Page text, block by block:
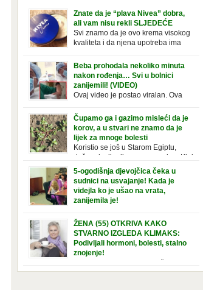
Znate da je “plava Nivea” dobra,
ali vam nisu rekli SLJEDEĆE
Svi znamo da je ovo krema visokog
kvaliteta i da njena upotreba ima
sljedeće o njoj. Nivea krema u klasičnoj, plavoj
kutiji, prepoznatljivog mirisa i jednostavne
formule, jeste nezamenljiv inventar u kupatilima i
muškaraca i žena. Mnogi ljudi se ne odvajaju od
nje, pa je čak nose sa […]
Beba prohodala nekoliko minuta
nakon rođenja… Svi u bolnici
zanijemili! (VIDEO)
Ovaj video je postao viralan. Ova
korake. To je mnoge nasmijalo. Ovaj video je baš
neobičan. Ne viđamo baš često ovakve korake
kod novorođenih beba. Video je snimila babica,
pregledalo ga je preko 80 miliona ljudi. Ove
babice su ostale u čudu nakon što su vidjeli kako
Čupamo ga i gazimo misleći da je
korov, a u stvari ne znamo da je
lijek za mnoge bolesti
Koristio se još u Starom Egiptu,
duže od milenijuma se uzgaja u Kini
i Indiji, Francuzi od njega prave različita
tradicionalna jela i čorbe… Jedino mi gazimo po
njemu, čupamo ga i bacamo kao korov! Tušt je
jednogodišnji, ali vrlo uporan “korov” koji, ka­da
nam se jednom nastani u bašti ili dvorištu, teško
5-ogodišnja djevojčica čeka u
sudnici na usvajanje! Kada je
videjla ko je ušao na vrata,
zanijemila je!
zbrinuta u hraniteljskoj porodici. Sada, u svojoj 5.
godini, dočekala je momenat usvajanja, kada će
dobiti novu, stalnu porodicu. Ovaj dan je bio
veoma poseban za djevojčicu i njenu novu
porodicu, ali je uskoro postao još čarobniji,
ŽENA (55) OTKRIVA KAKO
STVARNO IZGLEDA KLIMAKS:
Podivljali hormoni, bolesti, stalno
znojenje!
“Bila sam slomljena, naslušala sam
se o tome da ću uskoro izgledati kao da imam